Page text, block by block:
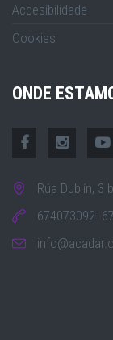
Accesibilidade
Cookies
ONDE
Rúa Dublín, 3
674073092-